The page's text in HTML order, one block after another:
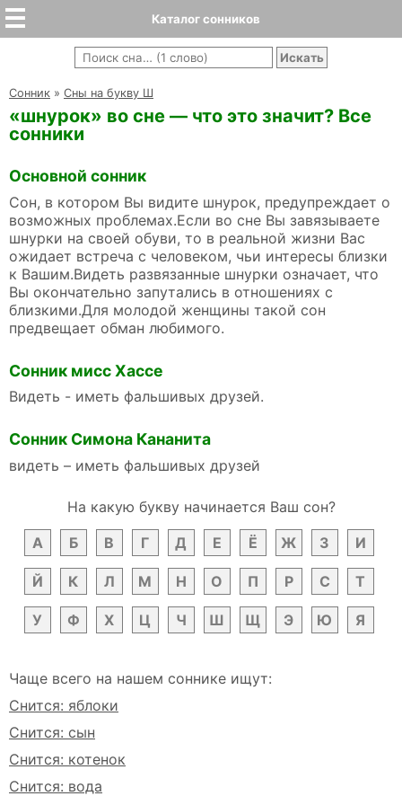
Каталог сонников
Cонник » Сны на букву Ш
«шнурок» во сне — что это значит? Все
сонники
Основной сонник
Сон, в котором Вы видите шнурок, предупреждает о
возможных проблемах.Если во сне Вы завязываете
шнурки на своей обуви, то в реальной жизни Вас
ожидает встреча с человеком, чьи интересы близки
к Вашим.Видеть развязанные шнурки означает, что
Вы окончательно запутались в отношениях с
близкими.Для молодой женщины такой сон
предвещает обман любимого.
Сонник мисс Хассе
Видеть - иметь фальшивых друзей.
Сонник Симона Кананита
видеть – иметь фальшивых друзей
На какую букву начинается Ваш сон?
А
Б В Г Д Е Ё Ж З И
Й К Л М Н О П Р С Т
У Ф Х Ц Ч Ш Щ Э Ю Я
Чаще всего на нашем соннике ищут:
Снится: яблоки
Снится: сын
Снится: котенок
Снится: вода